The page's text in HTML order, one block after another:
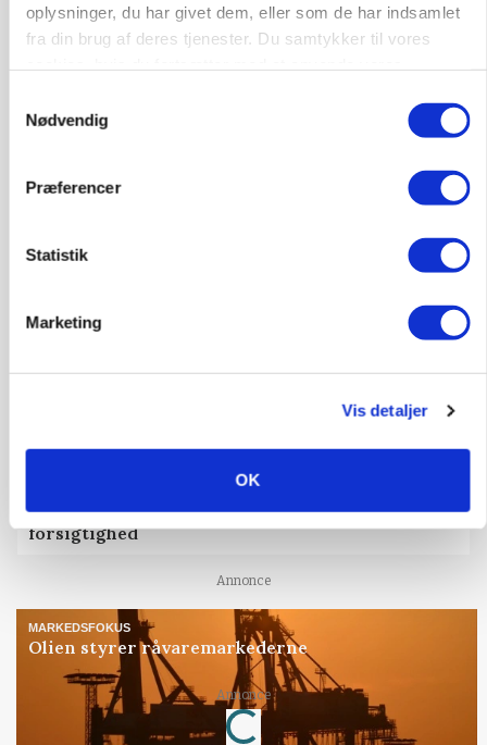
oplysninger, du har givet dem, eller som de har indsamlet
fra din brug af deres tjenester. Du samtykker til vores
Nødvendig
Præferencer
Statistik
Marketing
Vis detaljer
OK
Olieprisfald og fredshåb sender F5-renten ned
Lave grisepriser og nye regler øger landbobanks
forsigtighed
Annonce
MARKEDSFOKUS
Olien styrer råvaremarkederne
Annonce
Loading...